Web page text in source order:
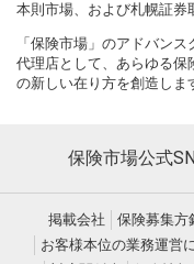
本則市場、および札幌証券
「保険市場」のアドバン
代理店として、あらゆる保
の新しい在り方を創造しま
保険市場公式
掲載会社 保険募集方
お客様本位の業務運営